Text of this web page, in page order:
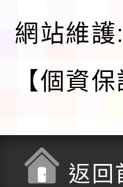
網站維護
【個資
返回